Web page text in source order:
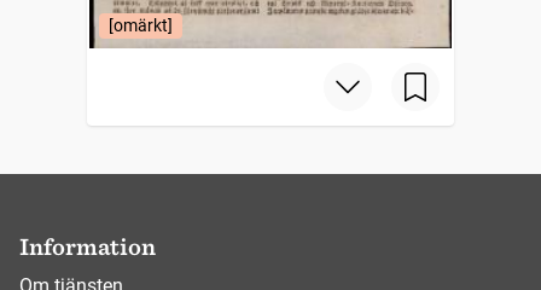
[omärkt]
Information